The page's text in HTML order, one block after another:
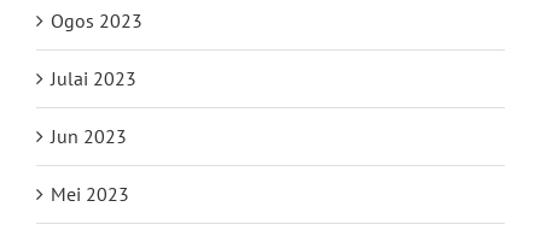
Ogos 2023
Julai 2023
Jun 2023
Mei 2023